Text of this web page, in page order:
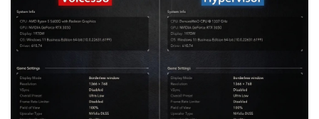
置了低分辨率，并将所有图形设置调至“极低”模式。两项测试均在相
同条件下进行：内存完整性和基于虚拟化的安全性（VBS）均已关
闭，并且两轮测试之间电脑甚至没有重启。